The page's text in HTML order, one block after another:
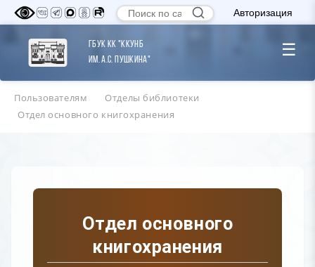
Авторизация
ГБУК КК "ККУНБ
им. А.С. Пушкина"
☰
Пользователям
Отделы библиотеки
Отдел основного книгохранения
Отдел основного
книгохранения